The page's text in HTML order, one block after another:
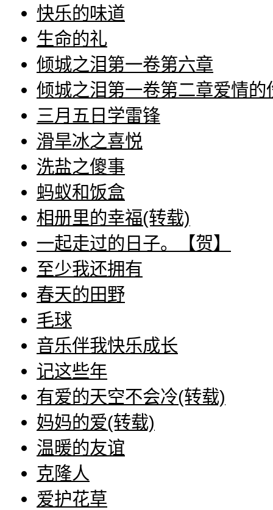
快乐的味道
生命的礼
倾城之泪第一卷第六章
倾城之泪第一卷第二章爱情的
三月五日学雷锋
滑旱冰之喜悦
洗盐之傻事
蚂蚁和饭盒
相册里的幸福(转载)
一起走过的日子。【贺】
至少我还拥有
春天的田野
毛球
音乐伴我快乐成长
记这些年
有爱的天空不会冷(转载)
妈妈的爱(转载)
温暖的友谊
克隆人
爱护花草